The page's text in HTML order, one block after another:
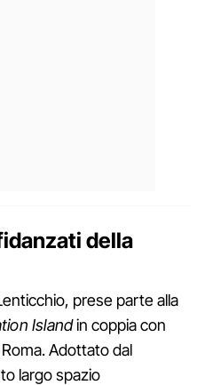
della
prese parte alla
Islandin coppia con
Roma. Adottato dal
largo spazio